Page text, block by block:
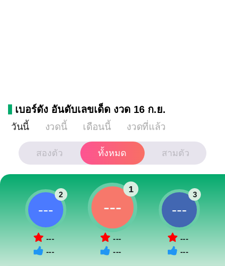
เบอร์ดัง อันดับเลขเด็ด งวด 16 ก.ย.
วันนี้ งวดนี้ เดือนนี้ งวดที่แล้ว
สองตัว ทั้งหมด สามตัว
---
2
---
---
---
1
---
---
---
3
---
---